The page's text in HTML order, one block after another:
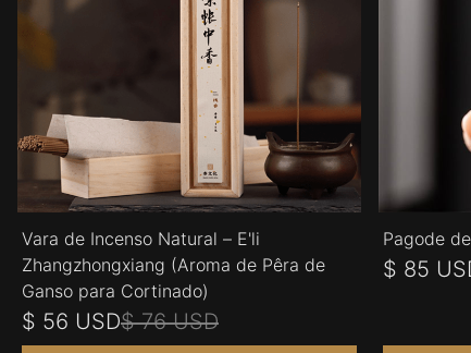
Vara de Incenso Natural – E'li
Zhangzhongxiang (Aroma de Pêra de
Ganso para Cortinado)
$ 56 USD$ 76 USD
Pagode
$ 85